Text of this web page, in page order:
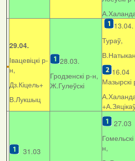
29.04.
Івацевіцкі р-
н,
Дз.Кіцель+
В.Лукшыц
28.03.
Гродзенскі р-н,
Ж.Гулеўскі
13.04.
Тураў,
16.04
Мазырскі
+
31.03
27.03
н,